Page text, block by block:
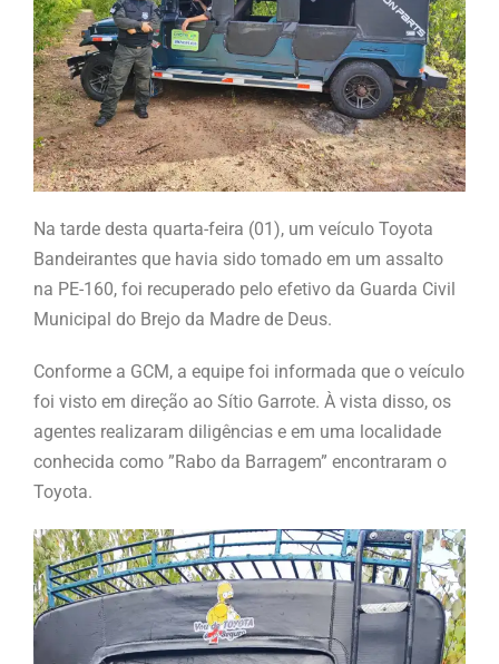
Na tarde desta quarta-feira (01), um veículo Toyota
Bandeirantes que havia sido tomado em um assalto
na PE-160, foi recuperado pelo efetivo da Guarda Civil
Municipal do Brejo da Madre de Deus.
Conforme a GCM, a equipe foi informada que o veículo
foi visto em direção ao Sítio Garrote. À vista disso, os
agentes realizaram diligências e em uma localidade
conhecida como ”Rabo da Barragem” encontraram o
Toyota.